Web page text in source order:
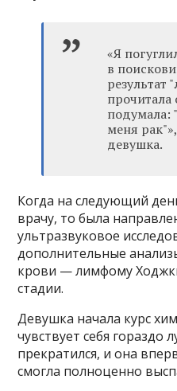
«Я
в
результат
подумала:
меня
девушка.
Когда на следующий
врачу, то была
ультразвуковое
дополнительные
крови — лимфому
стадии.
Девушка начала курс
чувствует себя гораздо
прекратился, и она
смогла полноценно